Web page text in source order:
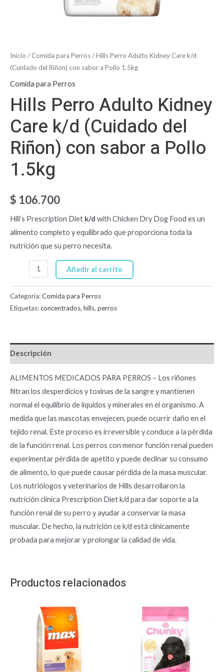
Inicio / Comida para Perros/ Hills Perro Adulto Kidney Care k/d
(Cuidado del Riñon) con sabor a Pollo 1.5kg
Comida para Perros
Hills Perro Adulto Kidney
Care k/d (Cuidado del
Riñon) con sabor a Pollo
1.5kg
$ 106.700
Hill’s Prescription Diet k/d with Chicken Dry Dog Food es un
alimento completo y equilibrado que proporciona toda la
nutrición que su perro necesita.
Añadir al carrito
Categoría:Comida para Perros
Etiquetas:concentrados, hills, perros
Descripción
ALIMENTOS MEDICADOS PARA PERROS – Los riñones
filtran los desperdicios y toxinas de la sangre y mantienen
normal el equilibrio de líquidos y minerales en el organismo. A
medida que las mascotas envejecen, puede ocurrir daño en el
tejido renal. Este proceso es irreversible y conduce a la pérdida
de la función renal. Los perros con menor función renal pueden
experimentar pérdida de apetito y puede declinar su consumo
de alimento, lo que puede causar pérdida de la masa muscular.
Los nutriólogos y veterinarios de Hills desarrollaron la
nutrición clínica Prescription Diet k/d para dar soporte a la
función renal de su perro y ayudar a conservar la masa
muscular. De hecho, la nutrición ce k/d está clínicamente
probada para mejorar y prolongar la calidad de vida.
Productos relacionados